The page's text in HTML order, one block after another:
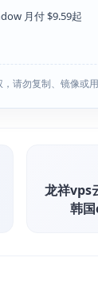
月付 $9.59起
请勿复制、镜像或用
龙祥vps
韩